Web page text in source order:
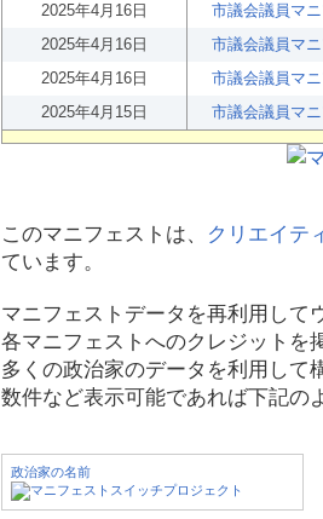
2025年4月16日
市議会議員マ
2025年4月16日
市議会議員マ
2025年4月16日
市議会議員マ
2025年4月15日
市議会議員マ
このマニフェストは、 クリエイテ
ています。
マニフェストデータを再利用して
各マニフェストへのクレジットを
多くの政治家のデータを利用して
数件など表示可能であれば下記の
政治家の名前